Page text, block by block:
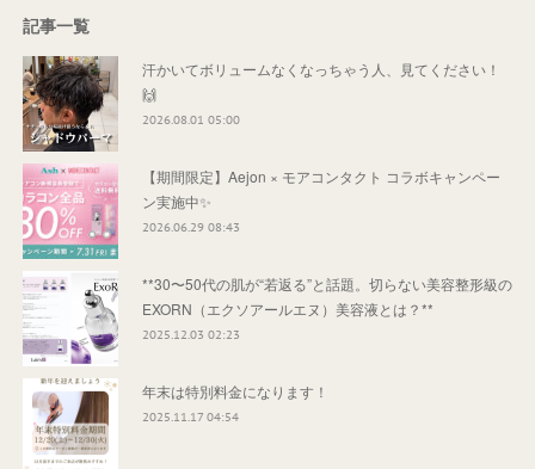
記事一覧
汗かいてボリュームなくなっちゃう人、見てください！
🙌
2026.08.01 05:00
【期間限定】Aejon × モアコンタクト コラボキャンペー
ン実施中✨
2026.06.29 08:43
**30〜50代の肌が“若返る”と話題。切らない美容整形級の
EXORN（エクソアールエヌ）美容液とは？**
2025.12.03 02:23
年末は特別料金になります！
2025.11.17 04:54